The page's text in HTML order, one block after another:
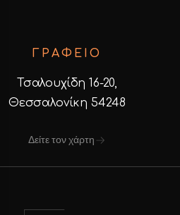
ΓΡΑΦΕΙΟ
Τσαλουχίδη 16-20,
Θεσσαλονίκη 54248
Δείτε τον χάρτη